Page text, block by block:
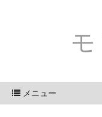
メニュー